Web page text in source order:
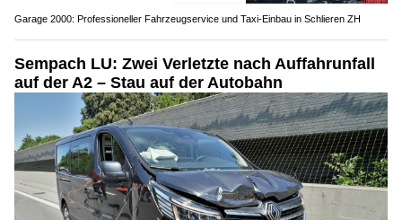
Garage 2000: Professioneller Fahrzeugservice und Taxi-Einbau in Schlieren ZH
Sempach LU: Zwei Verletzte nach Auffahrunfall
auf der A2 – Stau auf der Autobahn